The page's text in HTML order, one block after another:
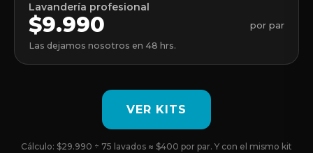
Lavandería profesional
$9.990 por par
Las dejamos nosotros en 48 hrs.
VER KITS
Cálculo: $29.990 ÷ 75 lavados ≈ $400 por par. Y con el mismo kit